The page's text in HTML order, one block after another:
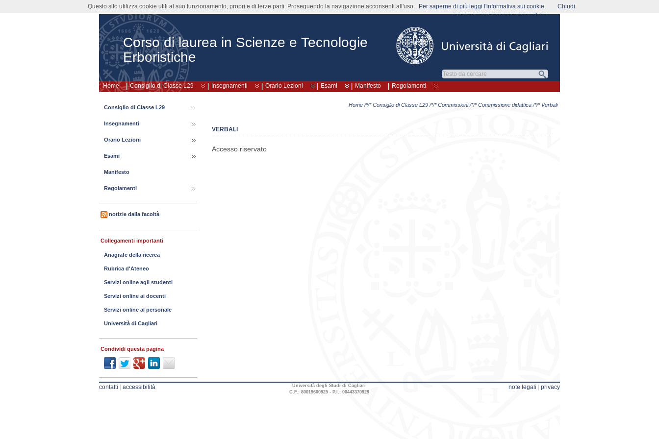
Corso di laurea in Scienze e Tecnologie
Erboristiche
Home
rubrica webmail
Consiglio di Classe L29 Insegnamenti Orario Lezioni Esami Manifesto Regolamenti
Home /*/*Consiglio di Classe L29 /*/*Commissioni/*/*Commissione didattica /*/* Verbali
VERBALI
Accesso riservato
Consiglio di Classe L29
Insegnamenti
Orario Lezioni
Esami
Manifesto
Regolamenti
notizie dalla facoltà
Collegamenti importanti
Anagrafe della ricerca
Rubrica d'Ateneo
Servizi online agli studenti
Servizi online ai docenti
Servizi online al personale
Università di Cagliari
Condividi questa pagina
contatti accessibilità
Università degli Studi di Cagliari
C.F.: 80019600925 - P.I.: 00443370929
note legali privacy
Questo sito utilizza cookie utili al suo funzionamento, propri e di terze parti. Proseguendo la navigazione acconsenti all'uso. Per saperne di più leggi l'informativa sui cookie. Chiudi